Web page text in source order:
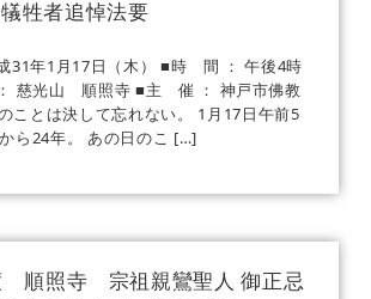
牲者追悼法要
31年1月17日（木） ■時 間 ： 午後4時
慈光山 順照寺 ■主 催 ： 神戸市佛教
ことは決して忘れない。 1月17日午前5
ら24年。 あの日のこ […]
順照寺 宗祖親鸞聖人 御正忌